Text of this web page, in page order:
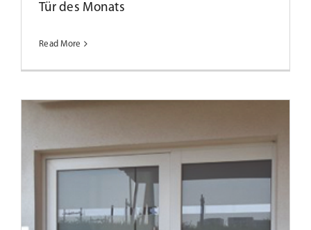
Tür des Monats
Read More